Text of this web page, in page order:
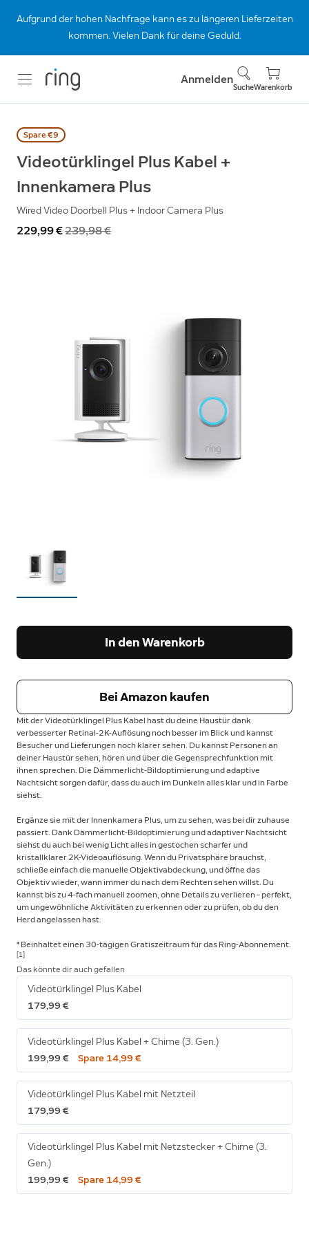
Aufgrund der hohen Nachfrage kann es zu längeren Lieferzeiten
kommen. Vielen Dank für deine Geduld.
Anmelden
SucheWarenkorb
Spare €9
Videotürklingel Plus Kabel +
Innenkamera Plus
Wired Video Doorbell Plus + Indoor Camera Plus
Jetzt
229,99 €War
239,98 €
In den Warenkorb
Bei Amazon kaufen
Mit der Videotürklingel Plus Kabel hast du deine Haustür dank
verbesserter Retinal-2K-Auflösung noch besser im Blick und kannst
Besucher und Lieferungen noch klarer sehen. Du kannst Personen an
deiner Haustür sehen, hören und über die Gegensprechfunktion mit
ihnen sprechen. Die Dämmerlicht-Bildoptimierung und adaptive
Nachtsicht sorgen dafür, dass du auch im Dunkeln alles klar und in Farbe
siehst.
Ergänze sie mit der Innenkamera Plus, um zu sehen, was bei dir zuhause
passiert. Dank Dämmerlicht-Bildoptimierung und adaptiver Nachtsicht
siehst du auch bei wenig Licht alles in gestochen scharfer und
kristallklarer 2K-Videoauflösung. Wenn du Privatsphäre brauchst,
schließe einfach die manuelle Objektivabdeckung, und öffne das
Objektiv wieder, wann immer du nach dem Rechten sehen willst. Du
kannst bis zu 4-fach manuell zoomen, ohne Details zu verlieren – perfekt,
um ungewöhnliche Aktivitäten zu erkennen oder zu prüfen, ob du den
Herd angelassen hast.
* Beinhaltet einen 30-tägigen Gratiszeitraum für das Ring-Abonnement.
[1]
Das könnte dir auch gefallen
Videotürklingel Plus Kabel
179,99 €
Videotürklingel Plus Kabel + Chime (3. Gen.)
199,99 €
Spare 14,99 €
Videotürklingel Plus Kabel mit Netzteil
179,99 €
Videotürklingel Plus Kabel mit Netzstecker + Chime (3.
Gen.)
199,99 €
Spare 14,99 €